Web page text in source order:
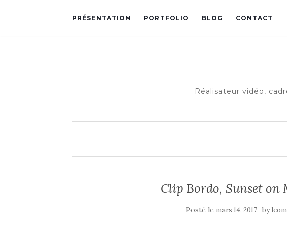
PRÉSENTATION PORTFOLIO BLOG CONTACT
Réalisateur vidéo,
Clip Bordo, Sunset on
Posté le mars 14, 2017 by